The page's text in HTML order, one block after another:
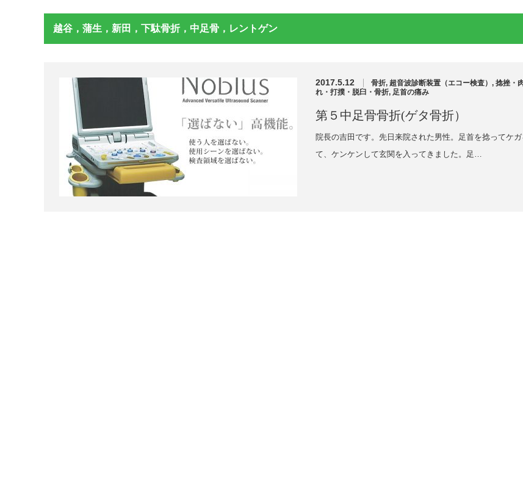
越谷，蒲生，新田，下駄骨折，中足骨，レントゲン
2017.5.12 骨折, 超音波診断装置（エコー検査） , 捻挫・
れ・打撲・脱臼・骨折, 足首の痛み
第５中足骨骨折(ゲタ骨折）
院長の吉田です。先日来院された男性。足首を捻ってケガ
て、ケンケンして玄関を入ってきました。足…